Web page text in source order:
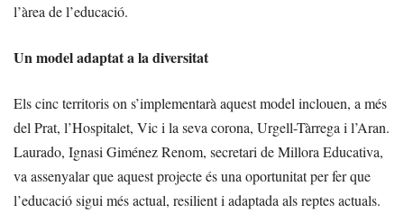
l’àrea de l’educació.
Un model adaptat a la diversitat
Els cinc territoris on s’implementarà aquest model inclouen, a més
del Prat, l’Hospitalet, Vic i la seva corona, Urgell-Tàrrega i l’Aran.
Laurado, Ignasi Giménez Renom, secretari de Millora Educativa,
va assenyalar que aquest projecte és una oportunitat per fer que
l’educació sigui més actual, resilient i adaptada als reptes actuals.